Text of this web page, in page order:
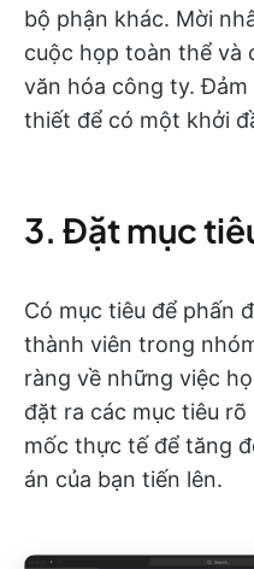
bộ phận khác. Mời
cuộc họp toàn thể và
văn hóa công ty.
thiết để có một khởi
3. Đặt mục
Có mục tiêu để phấn
thành viên trong
ràng về những việc
đặt ra các mục tiêu
mốc thực tế để tăng
án của bạn tiến lên.